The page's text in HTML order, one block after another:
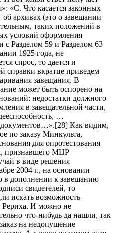
«С. Что касается законных
архивах (это о завещании
таких положений в
условий оформления
с Разделом 59 и Разделом 63
1925 года, не
спрос, то дается и
справки вкратце приведем
завещания. В
может быть оспорено на
недостатки должного
в завещательной части,
…
Как видим,
по заказу Минкульта,
для опротестования
признавшего МЦР
в виде решения
2004 г., на основании
в дополнении к завещанию
свидетелей, то
искать возможность
Рериха. И можно не
что-нибудь да нашли, так
на недопущение